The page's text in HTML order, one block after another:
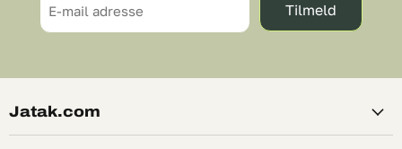
E-mail adresse Tilmeld
Jatak.com